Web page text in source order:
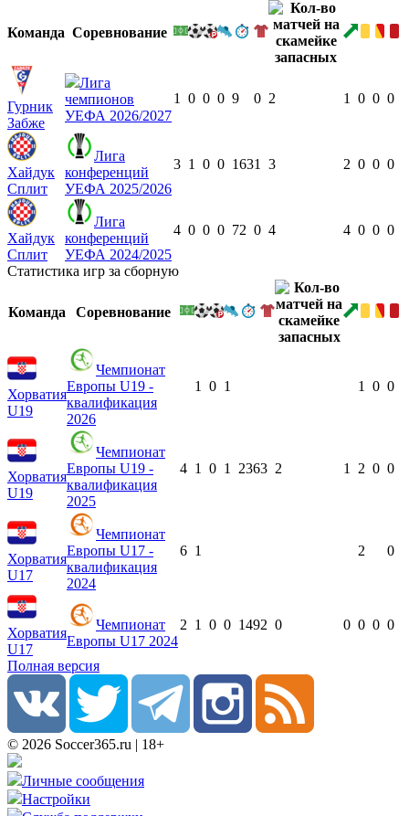
Команда Соревнование
Гурник
Забже
Лига
чемпионов
УЕФА 2026/2027
1 0 0 0 9 0 2 1 0 0 0
Хайдук
Сплит
Лига
конференций
УЕФА 2025/2026
3 1 0 0 1631 3 2 0 0 0
Хайдук
Сплит
Лига
конференций
УЕФА 2024/2025
4 0 0 0 72 0 4 4 0 0 0
Статистика игр за сборную
Команда Соревнование
Хорватия
U19
Чемпионат
Европы U19 -
квалификация
2026
1 0 1 1 0 0
Хорватия
U19
Чемпионат
Европы U19 -
квалификация
2025
4 1 0 1 2363 2 1 2 0 0
Хорватия
U17
Чемпионат
Европы U17 -
квалификация
2024
6 1 2 0
Хорватия
U17
Чемпионат
Европы U17 2024
2 1 0 0 1492 0 0 0 0 0
Полная версия
© 2026 Soccer365.ru | 18+
Личные сообщения
Настройки